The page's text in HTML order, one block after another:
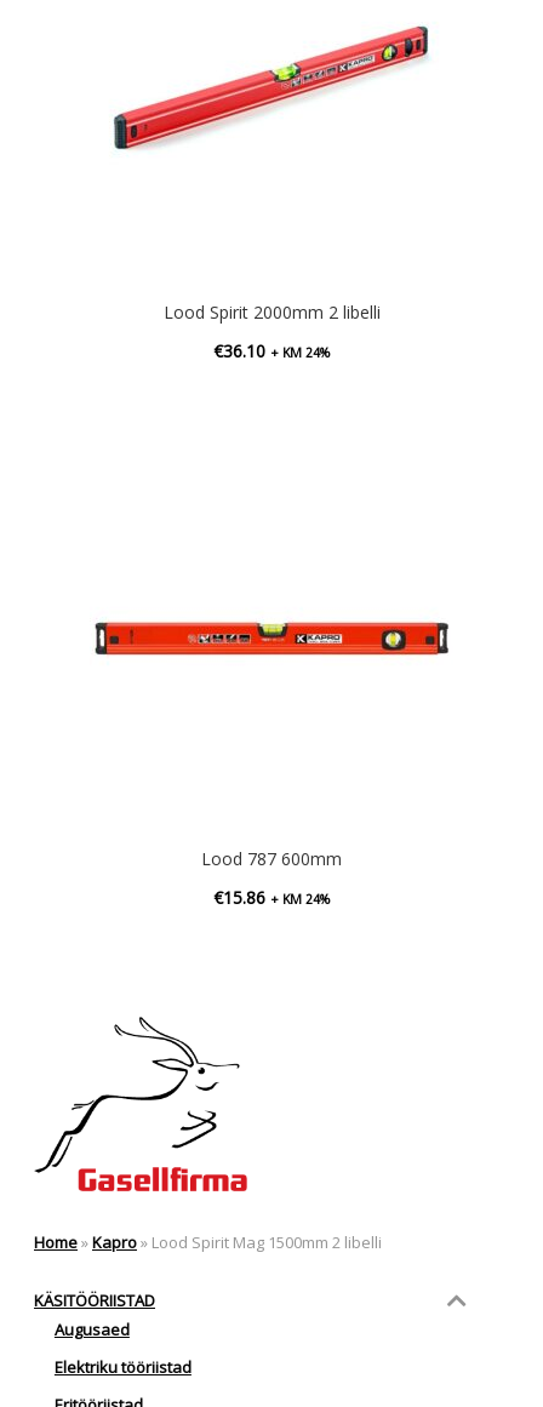
Lood Spirit 2000mm 2 libelli
€36.10 + KM 24%
Lood 787 600mm
€15.86 + KM 24%
Home»Kapro» Lood Spirit Mag 1500mm 2 libelli
KÄSITÖÖRIISTAD
Augusaed
Elektriku tööriistad